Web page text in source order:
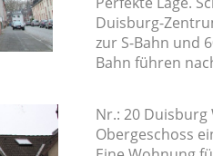
Duisburg-
zur S-Bahn und
Bahn führen
Nr.: 20
Obergeschoss